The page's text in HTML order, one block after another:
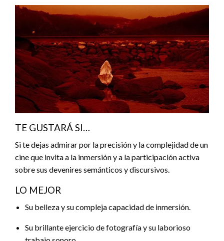
TE GUSTARÁ SI…
Si te dejas admirar por la precisión y la complejidad de un
cine que invita a la inmersión y a la participación activa
sobre sus devenires semánticos y discursivos.
LO MEJOR
Su belleza y su compleja capacidad de inmersión.
Su brillante ejercicio de fotografía y su laborioso